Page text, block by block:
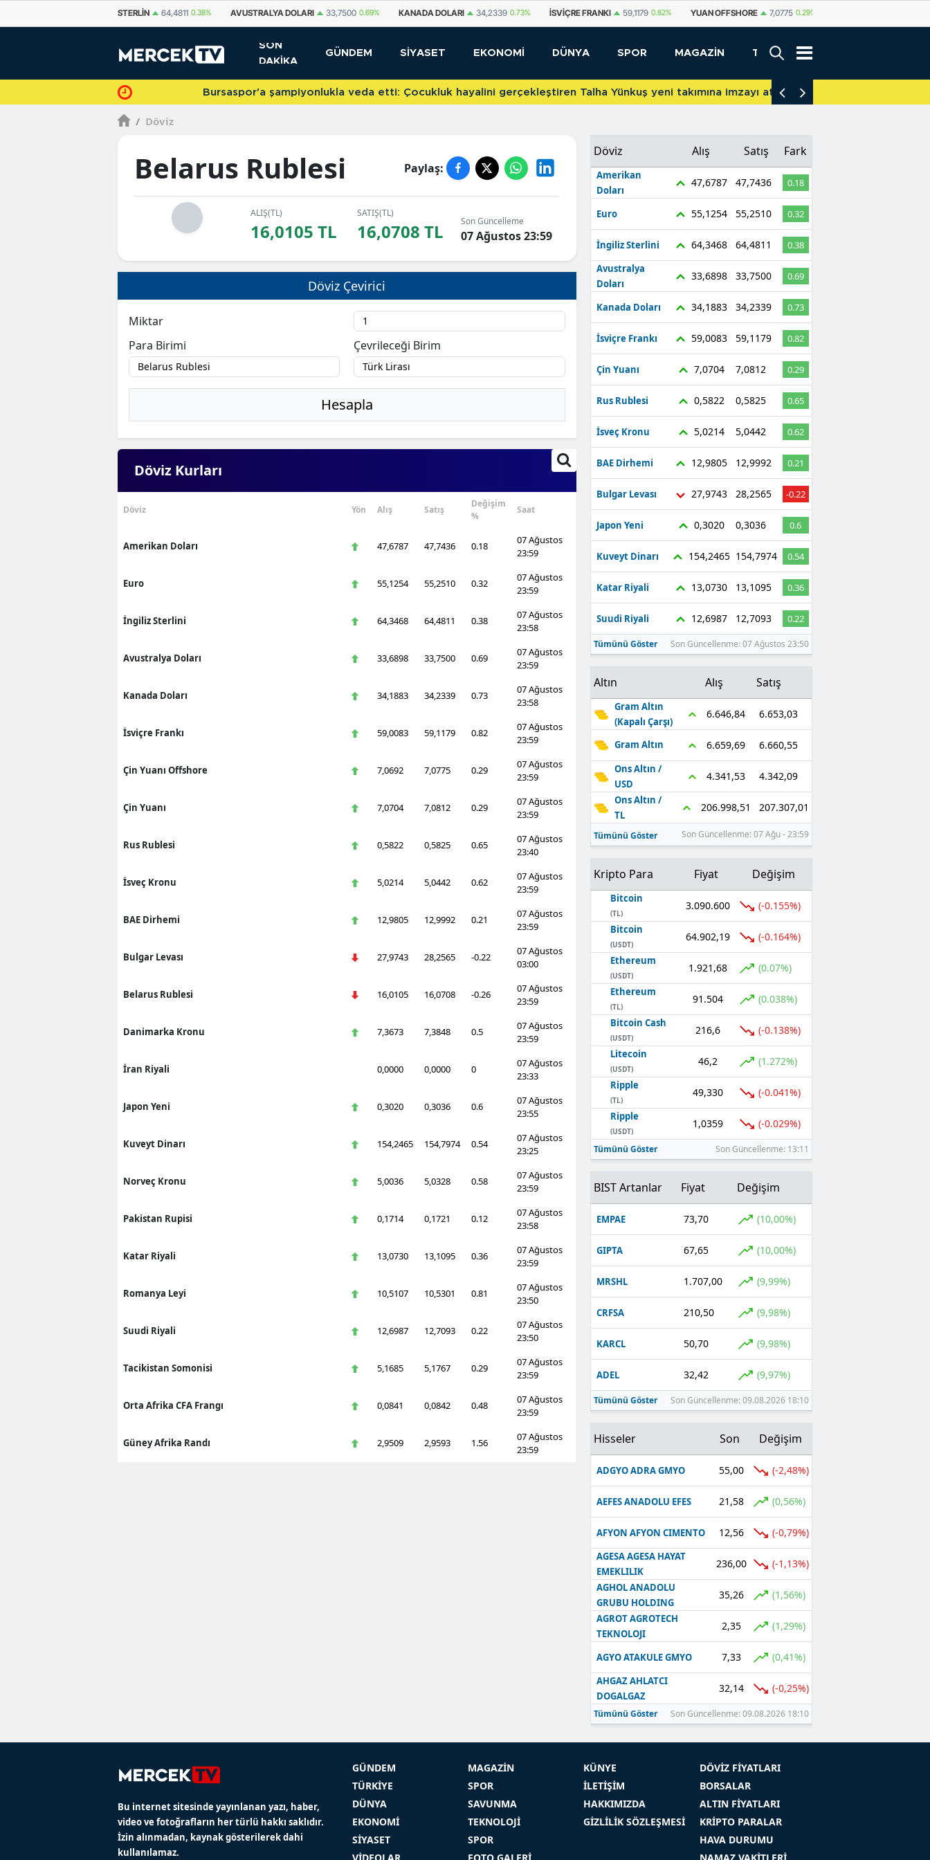
STERLIN 64,4811 0.38% AVUSTRALYA DOLARI 33,7500 0.69% KANADA DOLARI 34,2339 0.73% İSVIÇRE FRANKI 59,1179 0.82% YUAN OFFSHORE 7,0775 0.29%
SON
DAKİKA
GÜNDEM SİYASET EKONOMİ DÜNYA SPOR MAGAZİN TEKNOLOJİ
Bursaspor'a şampiyonlukla veda etti: Çocukluk hayalini gerçekleştiren Talha Yünkuş yeni takımına imzayı attı
/ Döviz
Belarus Rublesi Paylaş:
ALIŞ(TL)
16,0105 TL
SATIŞ(TL)
16,0708 TL Son Güncelleme
07 Ağustos 23:59
Döviz Çevirici
Miktar
Para Birimi
Çevrileceği Birim
Hesapla
Döviz Kurları
Döviz Yön Alış Satış
Değişim
%
Saat
Amerikan Doları 47,6787 47,7436 0.18
07 Ağustos
23:59
Euro 55,1254 55,2510 0.32
07 Ağustos
23:59
İngiliz Sterlini 64,3468 64,4811 0.38
07 Ağustos
23:58
Avustralya Doları 33,6898 33,7500 0.69
07 Ağustos
23:59
Kanada Doları 34,1883 34,2339 0.73
07 Ağustos
23:58
İsviçre Frankı 59,0083 59,1179 0.82
07 Ağustos
23:59
Çin Yuanı Offshore 7,0692 7,0775 0.29
07 Ağustos
23:59
Çin Yuanı 7,0704 7,0812 0.29
07 Ağustos
23:59
Rus Rublesi 0,5822 0,5825 0.65
07 Ağustos
23:40
İsveç Kronu 5,0214 5,0442 0.62
07 Ağustos
23:59
BAE Dirhemi 12,9805 12,9992 0.21
07 Ağustos
23:59
Bulgar Levası 27,9743 28,2565 -0.22
07 Ağustos
03:00
Belarus Rublesi 16,0105 16,0708 -0.26
07 Ağustos
23:59
Danimarka Kronu 7,3673 7,3848 0.5
07 Ağustos
23:59
İran Riyali 0,0000 0,0000 0
07 Ağustos
23:33
Japon Yeni 0,3020 0,3036 0.6
07 Ağustos
23:55
Kuveyt Dinarı 154,2465 154,7974 0.54
07 Ağustos
23:25
Norveç Kronu 5,0036 5,0328 0.58
07 Ağustos
23:59
Pakistan Rupisi 0,1714 0,1721 0.12
07 Ağustos
23:58
Katar Riyali 13,0730 13,1095 0.36
07 Ağustos
23:59
Romanya Leyi 10,5107 10,5301 0.81
07 Ağustos
23:50
Suudi Riyali 12,6987 12,7093 0.22
07 Ağustos
23:50
Tacikistan Somonisi 5,1685 5,1767 0.29
07 Ağustos
23:59
Orta Afrika CFA Frangı 0,0841 0,0842 0.48
07 Ağustos
23:59
Güney Afrika Randı 2,9509 2,9593 1.56
07 Ağustos
23:59
Döviz Alış Satış Fark
Amerikan
Doları
47,6787 47,7436 0.18
Euro 55,1254 55,2510 0.32
İngiliz Sterlini 64,3468 64,4811
0.38
Avustralya
Doları
33,6898 33,7500 0.69
Kanada Doları 34,1883 34,2339 0.73
İsviçre Frankı 59,0083 59,1179 0.82
Çin Yuanı 7,0704 7,0812 0.29
Rus Rublesi 0,5822 0,5825 0.65
İsveç Kronu 5,0214 5,0442 0.62
BAE Dirhemi 12,9805 12,9992 0.21
Bulgar Levası 27,9743 28,2565 -0.22
Japon Yeni 0,3020 0,3036 0.6
Kuveyt Dinarı 154,2465 154,7974 0.54
Katar Riyali 13,0730 13,1095 0.36
Suudi Riyali 12,6987 12,7093 0.22
Tümünü Göster Son Güncellenme: 07 Ağustos 23:50
Altın Alış Satış
Gram Altın
(Kapalı Çarşı)
6.646,84 6.653,03
Gram Altın 6.659,69 6.660,55
Ons Altın /
USD
4.341,53 4.342,09
Ons Altın /
TL
206.998,51 207.307,01
Tümünü Göster Son Güncellenme: 07 Ağu - 23:59
Kripto Para Fiyat Değişim
Bitcoin
(TL)
3.090.600 (-0.155%)
Bitcoin
(USDT)
64.902,19 (-0.164%)
Ethereum
(USDT)
1.921,68 (0.07%)
Ethereum
(TL)
91.504 (0.038%)
Bitcoin Cash
(USDT)
216,6 (-0.138%)
Litecoin
(USDT)
46,2 (1.272%)
Ripple
(TL)
49,330 (-0.041%)
Ripple
(USDT)
1,0359 (-0.029%)
Tümünü Göster Son Güncellenme: 13:11
BIST Artanlar Fiyat Değişim
EMPAE 73,70 (10,00%)
GIPTA 67,65 (10,00%)
MRSHL 1.707,00 (9,99%)
CRFSA 210,50 (9,98%)
KARCL 50,70 (9,98%)
ADEL 32,42 (9,97%)
Tümünü Göster Son Güncellenme: 09.08.2026 18:10
Hisseler Son Değişim
ADGYO ADRA GMYO 55,00 (-2,48%)
AEFES ANADOLU EFES 21,58 (0,56%)
AFYON AFYON CIMENTO 12,56 (-0,79%)
AGESA AGESA HAYAT
EMEKLILIK
236,00 (-1,13%)
AGHOL ANADOLU
GRUBU HOLDING
35,26 (1,56%)
AGROT AGROTECH
TEKNOLOJI
2,35 (1,29%)
AGYO ATAKULE GMYO 7,33 (0,41%)
AHGAZ AHLATCI
DOGALGAZ
32,14 (-0,25%)
Tümünü Göster Son Güncellenme: 09.08.2026 18:10
Bu internet sitesinde yayınlanan yazı, haber,
video ve fotoğrafların her türlü hakkı saklıdır.
İzin alınmadan, kaynak gösterilerek dahi
kullanılamaz.
GÜNDEM
TÜRKİYE
DÜNYA
EKONOMİ
SİYASET
VİDEOLAR
MAGAZİN
SPOR
SAVUNMA
TEKNOLOJİ
SPOR
FOTO GALERİ
KÜNYE
İLETİŞİM
HAKKIMIZDA
GİZLİLİK SÖZLEŞMESİ
DÖVİZ FİYATLARI
BORSALAR
ALTIN FİYATLARI
KRİPTO PARALAR
HAVA DURUMU
NAMAZ VAKİTLERİ